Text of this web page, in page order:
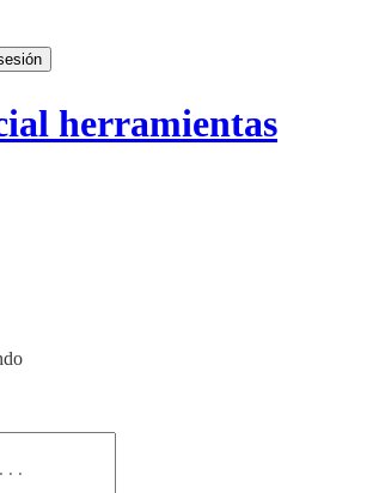
herramientas